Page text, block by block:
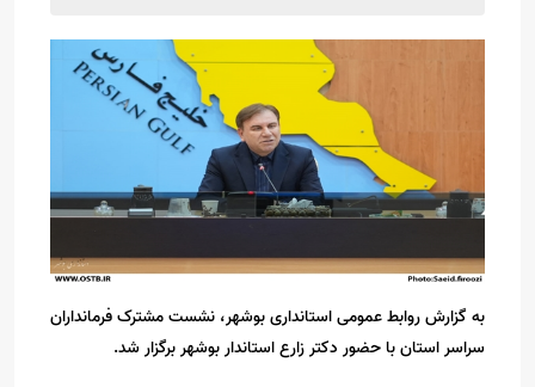
به گزارش روابط عمومی استانداری بوشهر، نشست مشترک فرمانداران
سراسر استان با حضور دکتر زارع استاندار بوشهر برگزار شد.